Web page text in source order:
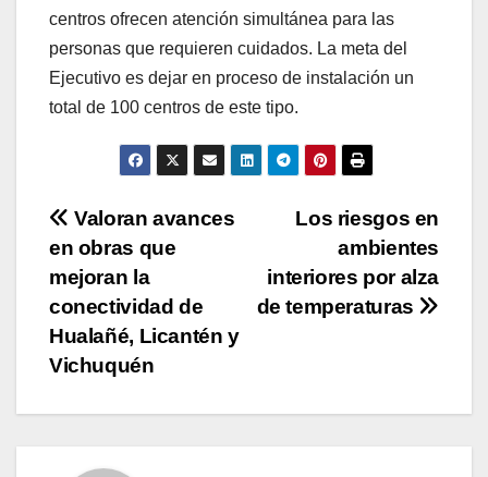
centros ofrecen atención simultánea para las
personas que requieren cuidados. La meta del
Ejecutivo es dejar en proceso de instalación un
total de 100 centros de este tipo.
Navegación
de
entradas
Los riesgos en
ambientes
interiores por alza
de temperaturas
Valoran avances
en obras que
mejoran la
conectividad de
Hualañé, Licantén y
Vichuquén